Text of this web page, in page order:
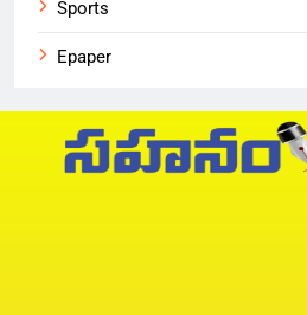
Sports
Epaper